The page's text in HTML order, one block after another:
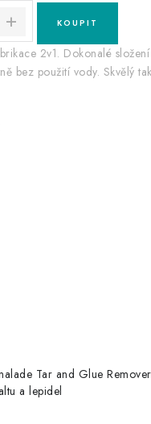
2v1. Dokonalé
bez použití vody. Skvělý
Tar and Glue
a lepidel